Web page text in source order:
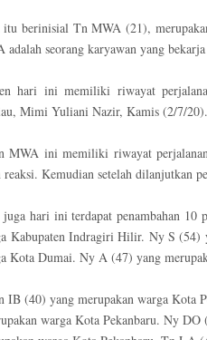
itu berinisial Tn MWA (21),
seorang karyawan yang
hari ini memiliki riwayat
Mimi Yuliani Nazir, Kamis (2/7/20).
MWA ini memiliki riwayat
Kemudian setelah dilanjutkan
hari ini terdapat penambahan
Kabupaten Indragiri Hilir. Ny S
Kota Dumai. Ny A (47) yang
IB (40) yang merupakan warga Kota
warga Kota Pekanbaru. Ny DO